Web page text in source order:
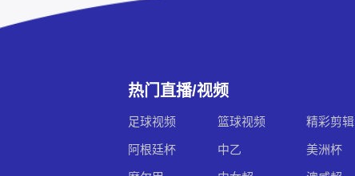
热门直播/视频
足球视频 篮球视频 精彩剪辑
阿根廷杯 中乙 美洲杯